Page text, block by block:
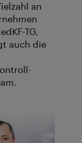
an
TG,
auch die